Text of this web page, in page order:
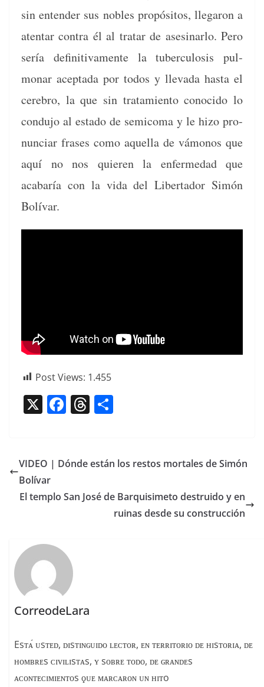
sin enten­der sus nobles propósi­tos, lle­garon a
aten­tar con­tra él al tratar de asesinarlo. Pero
sería defin­i­ti­va­mente la tuber­cu­lo­sis pul­
monar acep­ta­da por todos y lle­va­da has­ta el
cere­bro, la que sin tratamien­to cono­ci­do lo
con­du­jo al esta­do de semi­co­ma y le hizo pro­
nun­ciar fras­es como aque­l­la de vámonos que
aquí no nos quieren la enfer­medad que
acabaría con la vida del Lib­er­ta­dor Simón
Bolívar.
Post Views: 1.455
X F
a
e
o
T
h
a
s
p
tir
VIDEO | Dónde están los restos mortales de Simón
Bolívar
El templo San José de Barquisimeto destruido y en
ruinas desde su construcción
CorreodeLara
Esᴛᴀ́ ᴜsᴛᴇᴅ, ᴅɪsᴛɪɴɢᴜɪᴅᴏ ʟᴇᴄᴛᴏʀ, ᴇɴ ᴛᴇʀʀɪᴛᴏʀɪᴏ ᴅᴇ ʜɪsᴛᴏʀɪᴀ, ᴅᴇ
ʜᴏᴍʙʀᴇs ᴄɪᴠɪʟɪsᴛᴀs, ʏ sᴏʙʀᴇ ᴛᴏᴅᴏ, ᴅᴇ ɢʀᴀɴᴅᴇs
ᴀᴄᴏɴᴛᴇᴄɪᴍɪᴇɴᴛᴏs ϙᴜᴇ ᴍᴀʀᴄᴀʀᴏɴ ᴜɴ ʜɪᴛo